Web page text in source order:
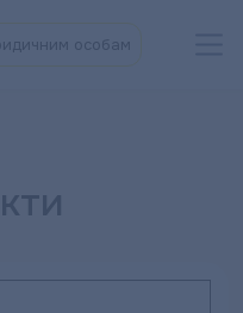
особам